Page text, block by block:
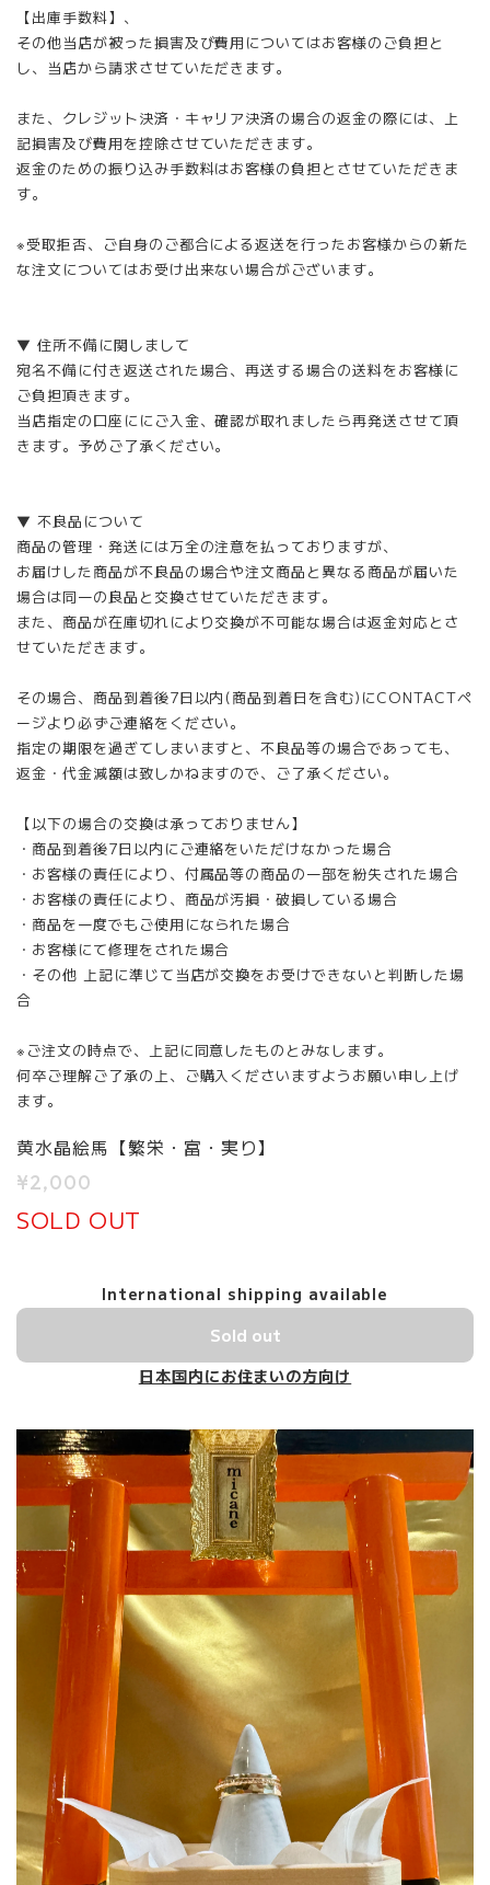
【出庫手数料】、
その他当店が被った損害及び費用についてはお客様のご負担と
し、当店から請求させていただきます。
また、クレジット決済・キャリア決済の場合の返金の際には、上
記損害及び費用を控除させていただきます。
返金のための振り込み手数料はお客様の負担とさせていただきま
す。
※受取拒否、ご自身のご都合による返送を行ったお客様からの新た
な注文についてはお受け出来ない場合がございます。
▼ 住所不備に関しまして
宛名不備に付き返送された場合、再送する場合の送料をお客様に
ご負担頂きます。
当店指定の口座ににご入金、確認が取れましたら再発送させて頂
きます。予めご了承ください。
▼ 不良品について
商品の管理・発送には万全の注意を払っておりますが、
お届けした商品が不良品の場合や注文商品と異なる商品が届いた
場合は同一の良品と交換させていただきます。
また、商品が在庫切れにより交換が不可能な場合は返金対応とさ
せていただきます。
その場合、商品到着後7日以内(商品到着日を含む)にCONTACTペ
ージより必ずご連絡をください。
指定の期限を過ぎてしまいますと、不良品等の場合であっても、
返金・代金減額は致しかねますので、ご了承ください。
【以下の場合の交換は承っておりません】
・商品到着後7日以内にご連絡をいただけなかった場合
・お客様の責任により、付属品等の商品の一部を紛失された場合
・お客様の責任により、商品が汚損・破損している場合
・商品を一度でもご使用になられた場合
・お客様にて修理をされた場合
・その他 上記に準じて当店が交換をお受けできないと判断した場
合
※ご注文の時点で、上記に同意したものとみなします。
何卒ご理解ご了承の上、ご購入くださいますようお願い申し上げ
ます。
黄水晶絵馬【繁栄・富・実り】
¥2,000
SOLD OUT
International shipping available
Sold out
日本国内にお住まいの方向け